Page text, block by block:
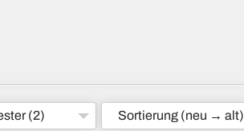
(2) Sortierung (neu → alt)